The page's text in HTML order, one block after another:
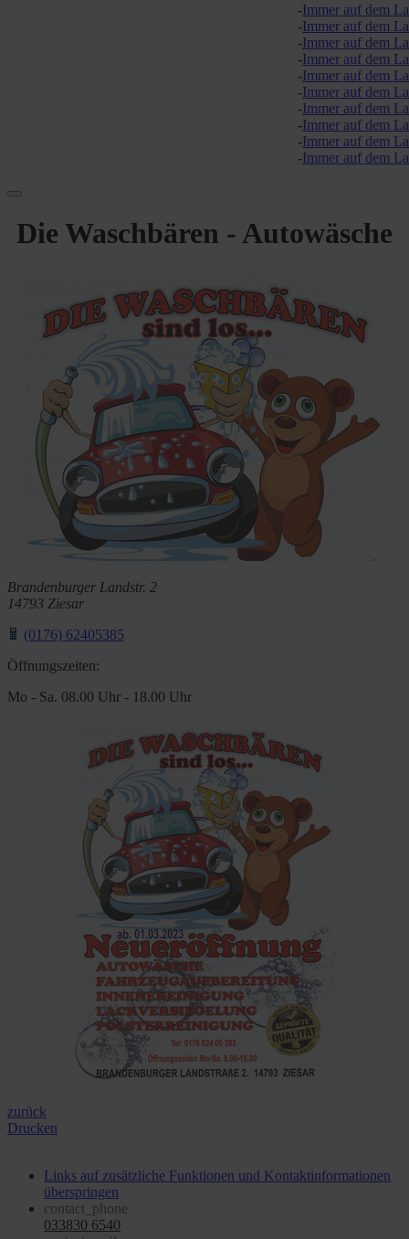
Immer auf dem
Immer auf dem
Immer auf dem
Immer auf dem
Immer auf dem
Immer auf dem
Immer auf dem
Immer auf dem
Immer auf dem
Immer auf dem
Die Waschbären - Autowäsche
Brandenburger Landstr. 2
14793 Ziesar
(0176) 62405385
Öffnungszeiten:
Mo - Sa. 08.00 Uhr - 18.00 Uhr
zurück
Drucken
Links auf zusätzliche Funktionen und Kontaktinformationen
überspringen
contact_phone
033830 6540